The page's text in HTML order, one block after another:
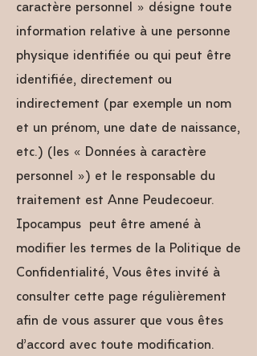
caractère personnel » désigne toute
information relative à une personne
physique identifiée ou qui peut être
identifiée, directement ou
indirectement (par exemple un nom
et un prénom, une date de naissance,
etc.) (les « Données à caractère
personnel ») et le responsable du
traitement est Anne Peudecoeur.
Ipocampus peut être amené à
modifier les termes de la Politique de
Confidentialité, Vous êtes invité à
consulter cette page régulièrement
afin de vous assurer que vous êtes
d’accord avec toute modification.